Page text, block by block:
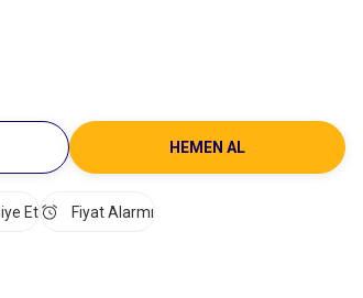
HEMEN AL
Et Fiyat Alarmı